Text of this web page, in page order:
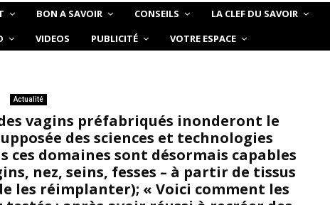
BON A SAVOIR CONSEILS LA CLEF DU SAVOIR
VIDEOS PUBLICITÉ VOTRE ESPACE
Actualité
vagins préfabriqués inonderont le
des sciences et technologies
ces domaines sont désormais capables
nez, seins, fesses – à partir de tissus
les réimplanter); « Voici comment les